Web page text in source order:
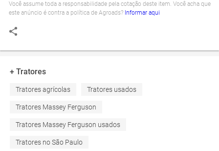
Você assume toda a responsabilidade pela cotação deste item. Você acha que
este anúncio é contra a política de Agroads? Informar aqui
+ Tratores
Tratores agrícolas Tratores usados
Tratores Massey Ferguson
Tratores Massey Ferguson usados
Tratores no São Paulo